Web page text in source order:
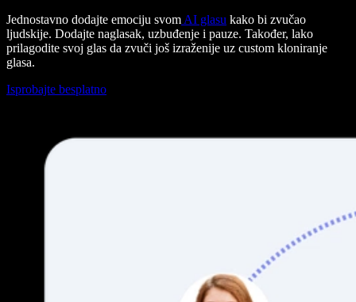
Jednostavno dodajte emociju svom AI glasu kako bi zvučao
ljudskije. Dodajte naglasak, uzbuđenje i pauze. Također, lako
prilagodite svoj glas da zvuči još izraženije uz custom kloniranje
glasa.
Isprobajte besplatno